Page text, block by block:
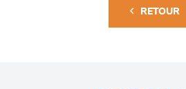
RETOUR